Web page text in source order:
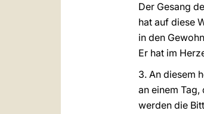
Der Gesang
hat auf diese
in den
Er hat im
3. An diesem
an einem
werden die